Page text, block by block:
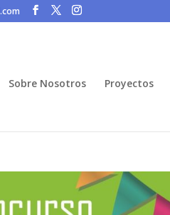
Sobre Nosotros Proyectos